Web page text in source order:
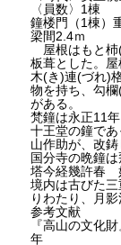
〈員数〉1棟
鐘楼門（1棟）
梁間2.4ｍ
屋根はもと杮
板葺とした。
木(き)連(づれ)
物を持ち、勾
がある。
梵鐘は永正11
十王堂の鐘で
山作助が、改鋳
国分寺の晩鐘
塔今経幾許春
境内は古びた
りわたり、月
参考文献
『高山の文化
年